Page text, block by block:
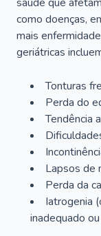
como doenças,
mais
geriátricas
Tonturas
Perda do
Tendência
Lapsos de
Perda da
Iatrogenia
inadequado